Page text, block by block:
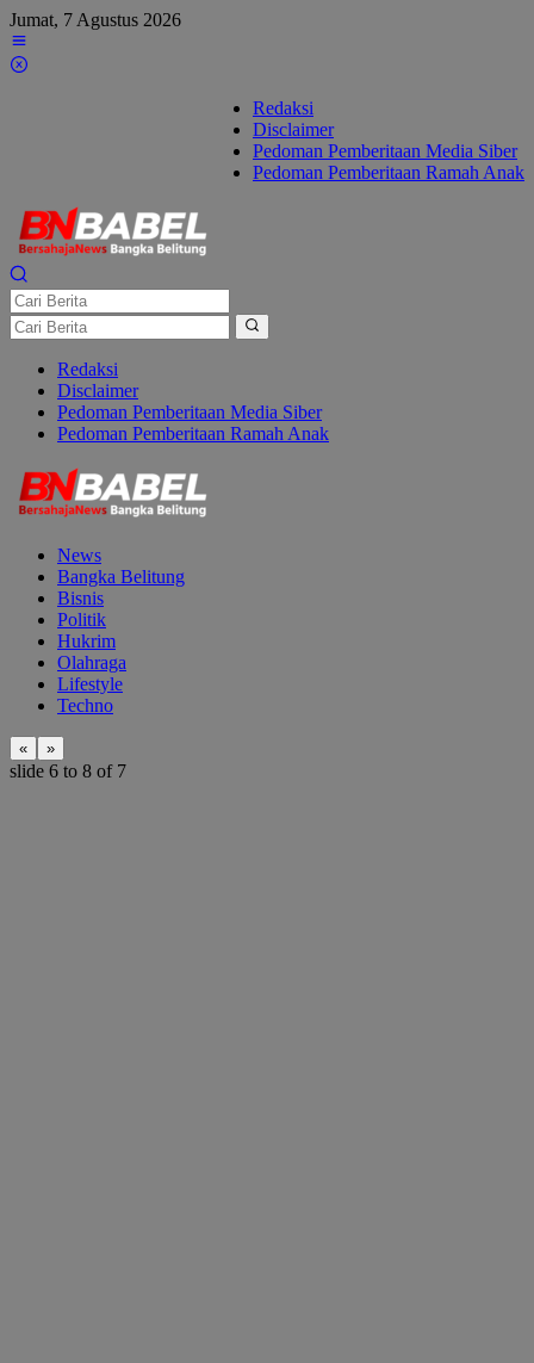
Lewati
ke
konten
Jumat, 7 Agustus 2026
Redaksi
Disclaimer
Pedoman Pemberitaan Media Siber
Pedoman Pemberitaan Ramah Anak
Redaksi
Disclaimer
Pedoman Pemberitaan Media Siber
Pedoman Pemberitaan Ramah Anak
News
Bangka Belitung
Bisnis
Politik
Hukrim
Olahraga
Lifestyle
Techno
« »
slide 6 to 8 of 7